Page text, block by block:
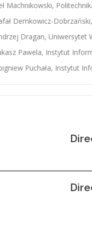
Machnikowski,
Demkowicz-
Dragan, Uniwersytet
Pawela, Instytut
Puchała, Instytut